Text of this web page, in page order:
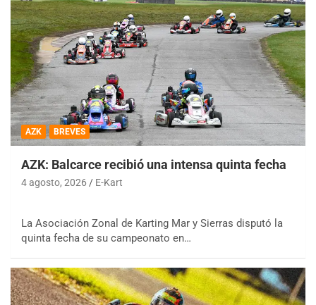
AZK BREVES
AZK: Balcarce recibió una intensa quinta fecha
4 agosto, 2026 E-Kart
La Asociación Zonal de Karting Mar y Sierras disputó la
quinta fecha de su campeonato en…